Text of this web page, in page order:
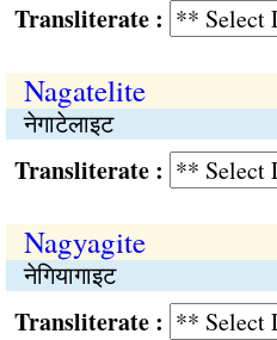
:
Nagatelite
नेगाटेलाइट
:
Nagyagite
नेगियागाइट
: